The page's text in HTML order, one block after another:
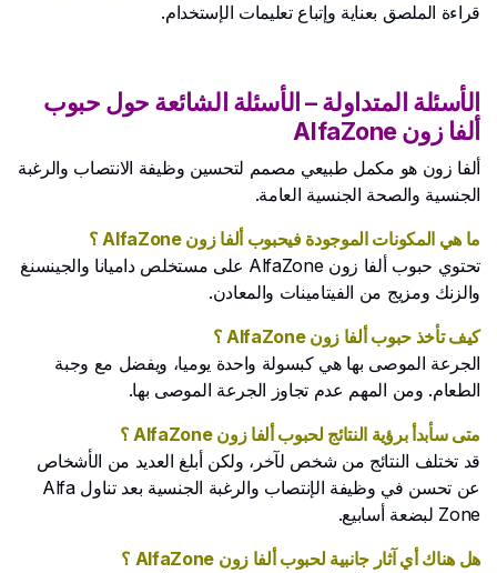
قراءة الملصق بعناية وإتباع تعليمات الإستخدام.
الأسئلة المتداولة – الأسئلة الشائعة حول حبوب
ألفا زون AlfaZone
ألفا زون هو مكمل طبيعي مصمم لتحسين وظيفة الانتصاب والرغبة
الجنسية والصحة الجنسية العامة.
ما هي المكونات الموجودة فيحبوب ألفا زون AlfaZone ؟
تحتوي حبوب ألفا زون AlfaZone على مستخلص داميانا والجينسنغ
والزنك ومزيج من الفيتامينات والمعادن.
كيف تأخذ حبوب ألفا زون AlfaZone ؟
الجرعة الموصى بها هي كبسولة واحدة يوميا، ويفضل مع وجبة
الطعام. ومن المهم عدم تجاوز الجرعة الموصى بها.
متى سأبدأ برؤية النتائج لحبوب ألفا زون AlfaZone ؟
قد تختلف النتائج من شخص لآخر، ولكن أبلغ العديد من الأشخاص
عن تحسن في وظيفة الإنتصاب والرغبة الجنسية بعد تناول Alfa
Zone لبضعة أسابيع.
هل هناك أي آثار جانبية لحبوب ألفا زون AlfaZone ؟